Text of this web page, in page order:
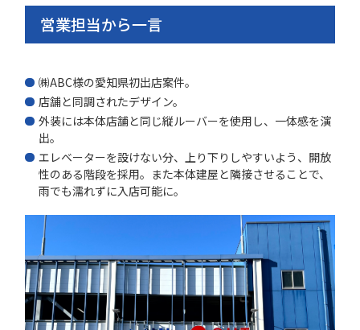
営業担当から一言
㈱ABC様の愛知県初出店案件。
店舗と同調されたデザイン。
外装には本体店舗と同じ縦ルーバーを使用し、一体感を演
出。
エレベーターを設けない分、上り下りしやすいよう、開放
性のある階段を採用。また本体建屋と隣接させることで、
雨でも濡れずに入店可能に。